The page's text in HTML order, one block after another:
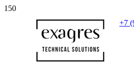
+7